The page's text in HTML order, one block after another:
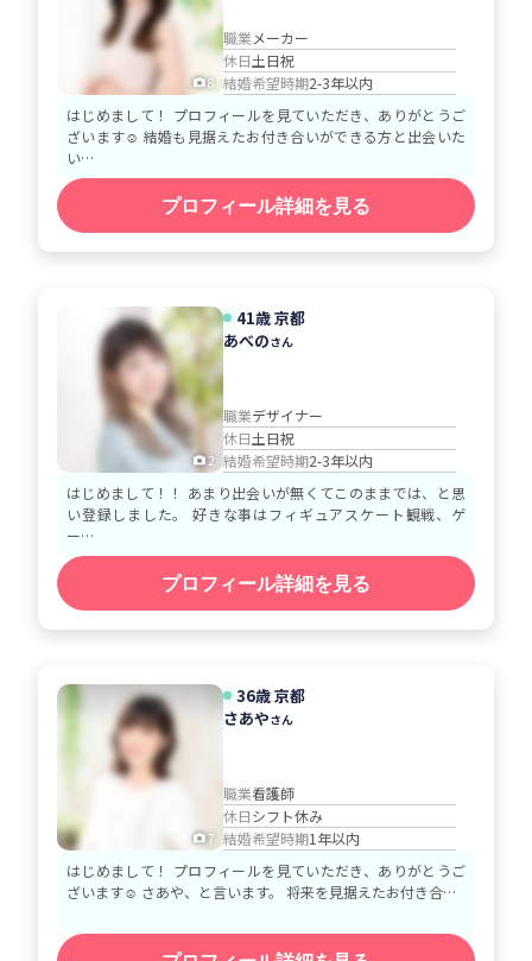
8
職業 メーカー
休日土日祝
結婚希望時期2-3年以内
はじめまして！ プロフィールを見ていただき、ありがとうご
ざいます☺️ 結婚も見据えたお付き合いができる方と出会いた
い…
プロフィール詳細を見る
2
41歳 京都
あべのさん
職業デザイナー
休日土日祝
結婚希望時期2-3年以内
はじめまして！！ あまり出会いが無くてこのままでは、と思
い登録しました。 好きな事はフィギュアスケート観戦、ゲ
ー…
プロフィール詳細を見る
7
36歳 京都
さあやさん
職業看護師
休日シフト休み
結婚希望時期1年以内
はじめまして！ プロフィールを見ていただき、ありがとうご
ざいます☺️ さあや、と言います。 将来を見据えたお付き合…